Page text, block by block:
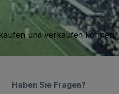
und verkaufen können.
Haben Sie Fragen?